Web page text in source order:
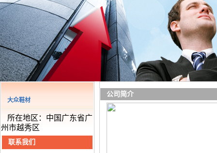
大众鞋材
所在地区：中国广东省广
州市越秀区
联系我们
公司简介